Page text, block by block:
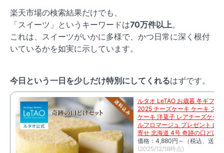
楽天市場の検索結果だけでも、
「スイーツ」というキーワードは70万件以上。
これは、スイーツがいかに多様で、かつ日常に深く根付
いているかを如実に示しています。
今日という一日を少しだけ特別にしてくれるはずです。
ルタオ LeTAO お歳暮 冬ギフト
2025 チーズケーキ ケーキ ス
ケーキ 洋菓子 レアチーズケー
ルフロマージュ プレゼント 内
寄せ 北海道 4号 奇跡の口どけ
価格：4,880円～（税込、送料
(2025/12/18時点)